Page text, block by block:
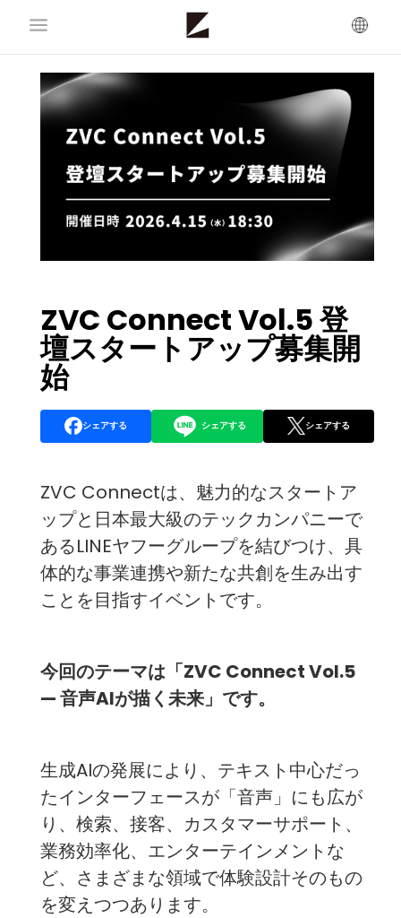
ZVC Connect Vol.5 登
壇スタートアップ募集開
始
シェアする シェアする シェアする
ZVC Connectは、魅力的なスタートア
ップと日本最大級のテックカンパニーで
あるLINEヤフーグループを結びつけ、具
体的な事業連携や新たな共創を生み出す
ことを目指すイベントです。
今回のテーマは「ZVC Connect Vol.5
— 音声AIが描く未来」です。
生成AIの発展により、テキスト中心だっ
たインターフェースが「音声」にも広が
り、検索、接客、カスタマーサポート、
業務効率化、エンターテインメントな
ど、さまざまな領域で体験設計そのもの
を変えつつあります。